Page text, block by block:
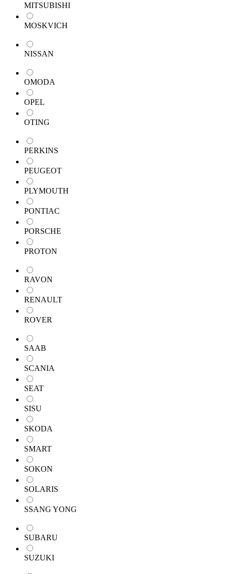
MITSUBISHI
MOSKVICH
NISSAN
OMODA
OPEL
OTING
PERKINS
PEUGEOT
PLYMOUTH
PONTIAC
PORSCHE
PROTON
RAVON
RENAULT
ROVER
SAAB
SCANIA
SEAT
SISU
SKODA
SMART
SOKON
SOLARIS
SSANG YONG
SUBARU
SUZUKI